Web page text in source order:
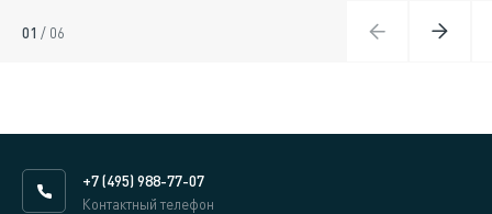
01 / 06
+7 (495) 988-77-07
Контактный телефон